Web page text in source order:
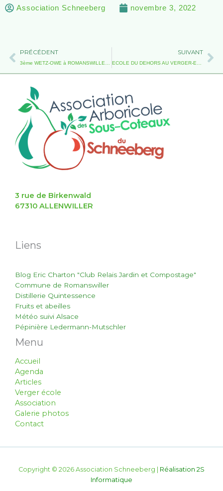
Association Schneeberg novembre 3, 2022
Précédent
PRÉCÉDENT
3ème WETZ-OWE à ROMANSWILLER le 29 octobre 2022
SUIVANT
ECOLE DU DEHORS AU VERGER-ECOLE
3 rue de Birkenwald
67310 ALLENWILLER
Liens
Blog Eric Charton "Club Relais Jardin et Compostage"
Commune de Romanswiller
Distillerie Quintessence
Fruits et abeilles
Météo suivi Alsace
Pépinière Ledermann-Mutschler
Menu
Accueil
Agenda
Articles
Verger école
Association
Galerie photos
Contact
Copyright © 2026 Association Schneeberg | Réalisation 2S
Informatique